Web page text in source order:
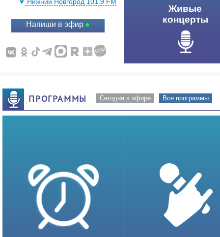
Нижний Новгород 101.9 FM
Напиши в эфир
Живые
концерты
ПРОГРАММЫ Сегодня в эфире Все программы